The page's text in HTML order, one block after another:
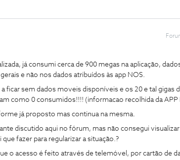
já consumi cerca de 900 megas na aplicação,
e não nos dados atribuídos às app NOS.
ficar sem dados moveis disponíveis e os 20 e tal gigas
como 0 consumidos!!!! (informacao recolhida da APP
já proposto mas continua na mesma.
discutido aqui no fórum, mas não consegui
fazer para regularizar a situação.?
o acesso é feito através de telemóvel, por cartão de